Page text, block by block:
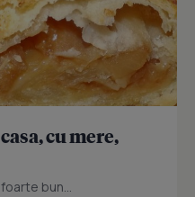
cu mere,
bun...